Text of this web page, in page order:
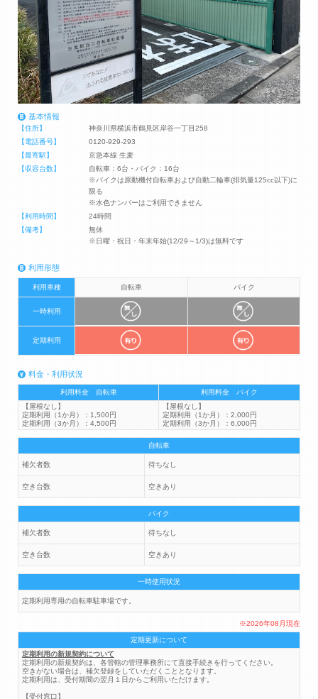
基本情報
【住所】
神奈川県横浜市鶴見区岸谷一丁目258
【電話番号】
0120-929-293
【最寄駅】
京急本線 生麦
【収容台数】
自転車：6台・バイク：16台
※バイクは原動機付自転車および自動二輪車(排気量125cc以下)に
限る
※水色ナンバーはご利用できません
【利用時間】
24時間
【備考】
無休
※日曜・祝日・年末年始(12/29～1/3)は無料です
利用形態
利用車種 自転車 バイク
一時利用
定期利用
料金・利用状況
利用料金 自転車
利用料金 バイク
【屋根なし】
定期利用（1か月）：1,500円
定期利用（3か月）：4,500円
【屋根なし】
定期利用（1か月）：2,000円
定期利用（3か月）：6,000円
自転車
補欠者数 待ちなし
空き台数 空きあり
バイク
補欠者数 待ちなし
空き台数 空きあり
一時使用状況
定期利用専用の自転車駐車場です。
※2026年08月現在
定期更新について
定期利用の新規契約について
定期利用の新規契約は、各管轄の管理事務所にて直接手続きを行ってください。
空きがない場合は、補欠登録をしていただくこととなります。
定期利用は、受付期間の翌月１日からご利用いただけます。
【受付窓口】